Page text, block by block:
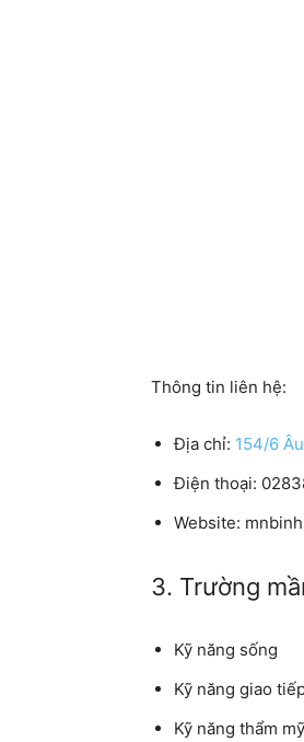
Thông tin liên hệ:
Địa chỉ: 154/6
Điện thoại:
Website:
3. Trường
Kỹ năng sống
Kỹ năng giao
Kỹ năng thẩm